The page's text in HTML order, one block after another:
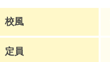
校風
定員